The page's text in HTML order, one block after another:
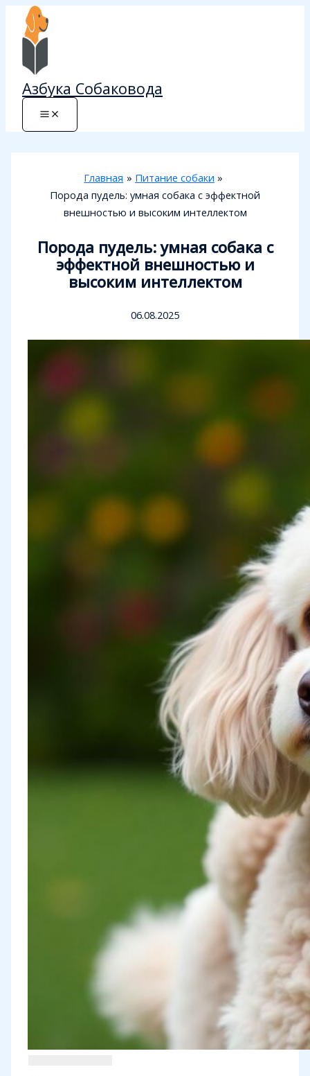
Перейти
содержимому
Азбука Собаковода
Главная
Питание собаки
Порода пудель: умная собака с эффектной
внешностью и высоким интеллектом
Порода пудель: умная собака с
эффектной внешностью и
высоким интеллектом
06.08.2025